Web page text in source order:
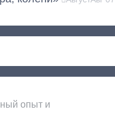
опыт и